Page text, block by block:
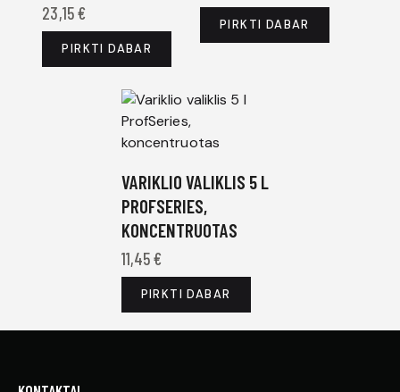
23,15€
PIRKTI DABAR
PIRKTI DABAR
VARIKLIO VALIKLIS 5 L
PROFSERIES,
KONCENTRUOTAS
11,45€
PIRKTI DABAR